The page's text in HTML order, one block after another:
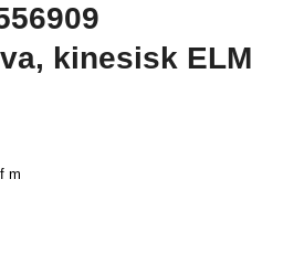
kinesisk ELM
m